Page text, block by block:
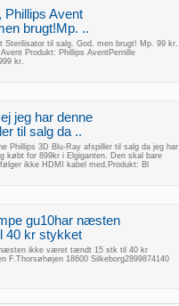
Phillips Avent
brugt!Mp. ..
Sterilisator til salg. God, men brugt! Mp. 99 kr.
Produkt: Phillips AventPernille
kr.
jeg har denne
til salg da ..
Phillips 3D Blu-Ray afspiller til salg da jeg har
købt for 899kr i Elgiganten. Den skal bare
ikke HDMI kabel med.Produkt: Bl
gu10har næsten
40 kr stykket
næsten ikke været tændt 15 stk til 40 kr
18600 Silkeborg2899874140